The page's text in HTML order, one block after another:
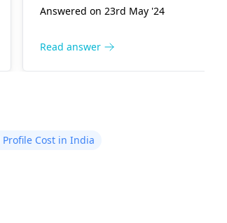
জন্য একটি পরীক্ষা। যদি Widal পরীক্ষা পজিটিভ হয়,
হয়েছে। আপনার ডাক্তার কোনো উচ্চ বা অস্বাভাবিক
Answered on 23rd May '24
Read answer
Profile Cost in India